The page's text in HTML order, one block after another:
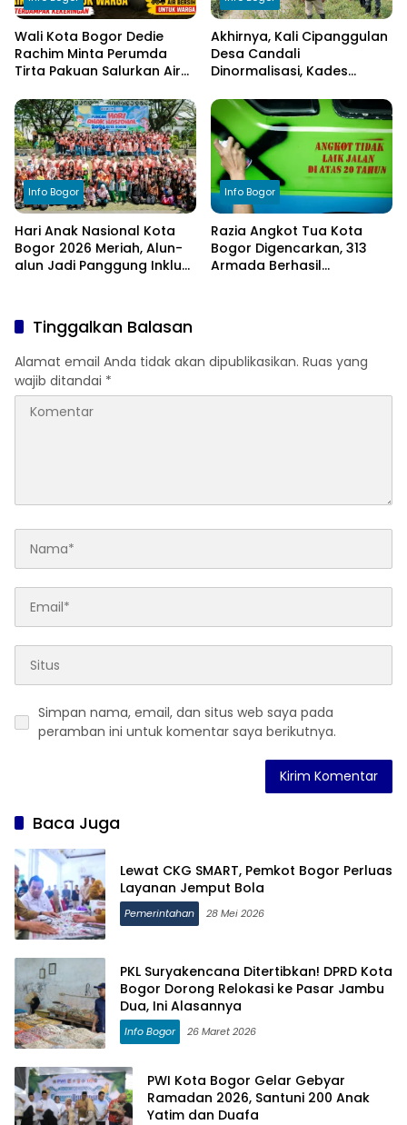
Wali Kota Bogor Dedie
Rachim Minta Perumda
Tirta Pakuan Salurkan Air
Terdampak Kekeringan
Akhirnya, Kali Cipanggulan
Desa Candali
Dinormalisasi, Kades
kepada Bupati Bogor
Info Bogor
Hari Anak Nasional Kota
Bogor 2026 Meriah, Alun-
alun Jadi Panggung Inklusi
Info Bogor
Razia Angkot Tua Kota
Bogor Digencarkan, 313
Armada Berhasil
Tinggalkan Balasan
Alamat email Anda tidak akan dipublikasikan. Ruas yang
wajib ditandai *
Simpan nama, email, dan situs web saya pada
peramban ini untuk komentar saya berikutnya.
Baca Juga
Lewat CKG SMART, Pemkot Bogor Perluas
Layanan Jemput Bola
Pemerintahan 28 Mei 2026
PKL Suryakencana Ditertibkan! DPRD Kota
Bogor Dorong Relokasi ke Pasar Jambu
Dua, Ini Alasannya
Info Bogor 26 Maret 2026
PWI Kota Bogor Gelar Gebyar
Ramadan 2026, Santuni 200 Anak
Yatim dan Duafa